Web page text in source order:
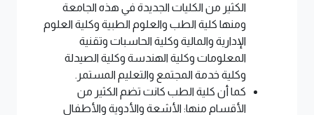
الكثير من الكليات الجديدة في هذه الجامعة
ومنها كلية الطب والعلوم الطبية وكلية العلوم
الإدارية والمالية وكلية الحاسبات وتقنية
المعلومات وكلية الهندسة وكلية الصيدلة
وكلية خدمة المجتمع والتعليم المستمر.
كما أن كلية الطب كانت تضم الكثير من
الأقسام منها: الأشعة والأدوية والأطفال